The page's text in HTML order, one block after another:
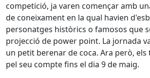
competició, ja varen començar amb
de coneixament en la qual havien
personatges històrics o famosos que
projecció de power point. La jornada
un petit berenar de coca. Ara però,
pel seu compte fins el dia 9 de maig.